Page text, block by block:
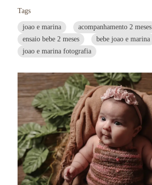
Tags
joao e marina
acompanhamento 2 meses
ensaio bebe 2 meses
bebe joao e marina
joao e marina fotografia